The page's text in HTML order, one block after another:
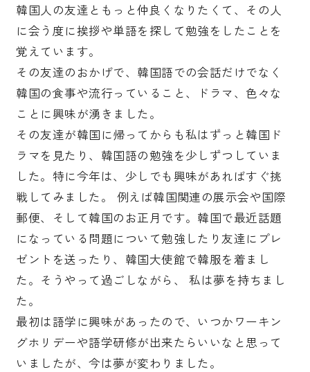
韓国人の友達ともっと仲良くなりたくて、その人
に会う度に挨拶や単語を探して勉強をしたことを
覚えています。
その友達のおかげで、韓国語での会話だけでなく
韓国の食事や流行っていること、ドラマ、色々な
ことに興味が湧きました。
その友達が韓国に帰ってからも私はずっと韓国ド
ラマを見たり、韓国語の勉強を少しずつしていま
した。特に今年は、少しでも興味があればすぐ挑
戦してみました。 例えば韓国関連の展示会や国際
郵便、そして韓国のお正月です。韓国で最近話題
になっている問題について勉強したり友達にプレ
ゼントを送ったり、韓国大使館で韓服を着まし
た。そうやって過ごしながら、 私は夢を持ちまし
た。
最初は語学に興味があったので、いつかワーキン
グホリデーや語学研修が出来たらいいなと思って
いましたが、今は夢が変わりました。